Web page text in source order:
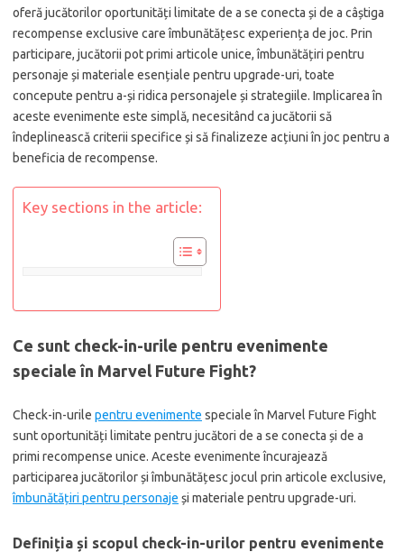
oferă jucătorilor oportunități limitate de a se conecta și de a câștiga
recompense exclusive care îmbunătățesc experiența de joc. Prin
participare, jucătorii pot primi articole unice, îmbunătățiri pentru
personaje și materiale esențiale pentru upgrade-uri, toate
concepute pentru a-și ridica personajele și strategiile. Implicarea în
aceste evenimente este simplă, necesitând ca jucătorii să
îndeplinească criterii specifice și să finalizeze acțiuni în joc pentru a
beneficia de recompense.
Key sections in the article:
Ce sunt check-in-urile pentru evenimente
speciale în Marvel Future Fight?
Check-in-urile pentru evenimente speciale în Marvel Future Fight
sunt oportunități limitate pentru jucători de a se conecta și de a
primi recompense unice. Aceste evenimente încurajează
participarea jucătorilor și îmbunătățesc jocul prin articole exclusive,
îmbunătățiri pentru personaje și materiale pentru upgrade-uri.
Definiția și scopul check-in-urilor pentru evenimente